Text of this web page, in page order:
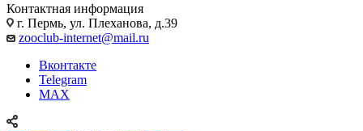
Контактная информация
г. Пермь, ул. Плеханова, д.39
zooclub-internet@mail.ru
Вконтакте
Telegram
MAX